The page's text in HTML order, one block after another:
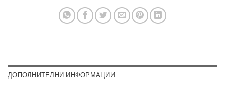
ДОПОЛНИТЕЛНИ ИНФОРМАЦИИ